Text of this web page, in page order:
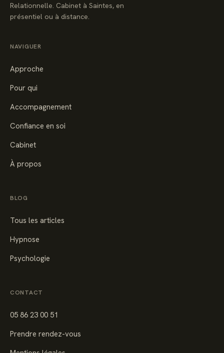
Relationnelle. Cabinet à Saintes, en
présentiel ou à distance.
NAVIGUER
Approche
Pour qui
Accompagnement
Confiance en soi
Cabinet
À propos
BLOG
Tous les articles
Hypnose
Psychologie
CONTACT
05 86 23 00 51
Prendre rendez-vous